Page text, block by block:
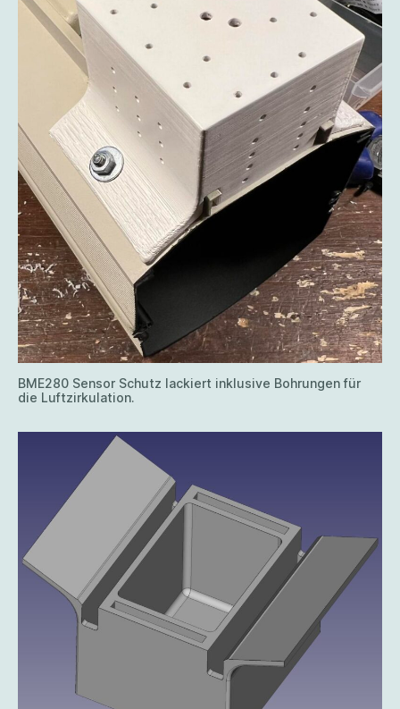
BME280 Sensor Schutz lackiert inklusive Bohrungen für
die Luftzirkulation.